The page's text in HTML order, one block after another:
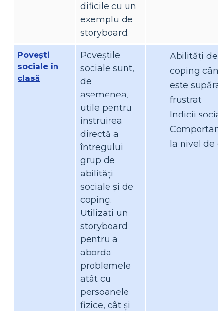
dificile cu un
exemplu de
storyboard.
Povești
sociale în
clasă
Poveștile
sociale sunt,
de
asemenea,
utile pentru
instruirea
directă a
întregului
grup de
abilități
sociale și de
coping.
Utilizați un
storyboard
pentru a
aborda
problemele
atât cu
persoanele
fizice, cât și
Abilități de
coping
este
frustrat
Indicii
la nivel de